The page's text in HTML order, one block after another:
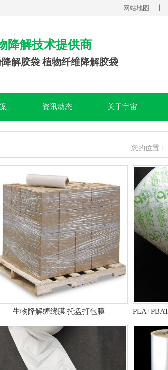
网站地图
降解技术提供商
解胶袋 植物纤维降解胶袋
资讯动态 关于宇宙
您的位置：
生物降解缠绕膜 托盘打包膜